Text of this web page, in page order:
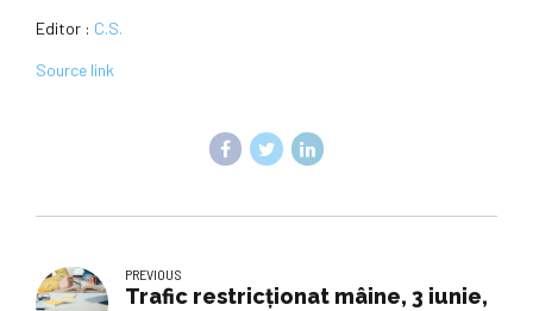
Editor : C.S.
Source link
PREVIOUS
Trafic restricționat mâine, 3 iunie,